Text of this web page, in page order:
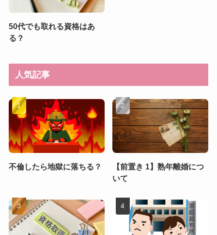
50代でも取れる資格はあ
る？
人気記事
不倫したら地獄に落ちる？
【前置き 1】熟年離婚につ
いて